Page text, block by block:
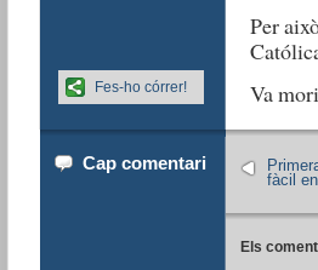
Per
Va
Fes-ho córrer!
Cap comentari
fàcil
Els